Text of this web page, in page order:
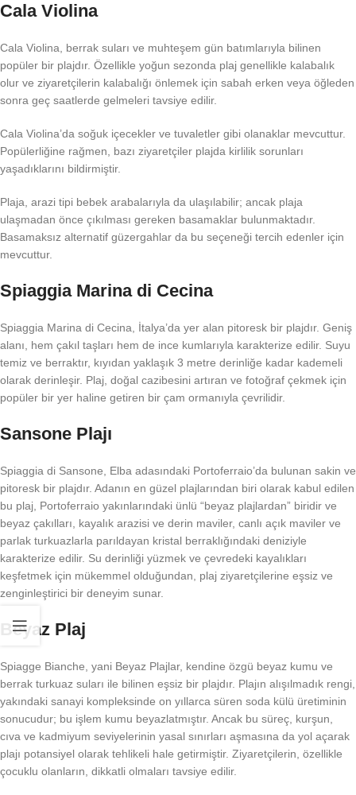
Cala Violina
Cala Violina, berrak suları ve muhteşem gün batımlarıyla bilinen
popüler bir plajdır. Özellikle yoğun sezonda plaj genellikle kalabalık
olur ve ziyaretçilerin kalabalığı önlemek için sabah erken veya öğleden
sonra geç saatlerde gelmeleri tavsiye edilir.
Cala Violina’da soğuk içecekler ve tuvaletler gibi olanaklar mevcuttur.
Popülerliğine rağmen, bazı ziyaretçiler plajda kirlilik sorunları
yaşadıklarını bildirmiştir.
Plaja, arazi tipi bebek arabalarıyla da ulaşılabilir; ancak plaja
ulaşmadan önce çıkılması gereken basamaklar bulunmaktadır.
Basamaksız alternatif güzergahlar da bu seçeneği tercih edenler için
mevcuttur.
Spiaggia Marina di Cecina
Spiaggia Marina di Cecina, İtalya’da yer alan pitoresk bir plajdır. Geniş
alanı, hem çakıl taşları hem de ince kumlarıyla karakterize edilir. Suyu
temiz ve berraktır, kıyıdan yaklaşık 3 metre derinliğe kadar kademeli
olarak derinleşir. Plaj, doğal cazibesini artıran ve fotoğraf çekmek için
popüler bir yer haline getiren bir çam ormanıyla çevrilidir.
Sansone Plajı
Spiaggia di Sansone, Elba adasındaki Portoferraio’da bulunan sakin ve
pitoresk bir plajdır. Adanın en güzel plajlarından biri olarak kabul edilen
bu plaj, Portoferraio yakınlarındaki ünlü “beyaz plajlardan” biridir ve
beyaz çakılları, kayalık arazisi ve derin maviler, canlı açık maviler ve
parlak turkuazlarla parıldayan kristal berraklığındaki deniziyle
karakterize edilir. Su derinliği yüzmek ve çevredeki kayalıkları
keşfetmek için mükemmel olduğundan, plaj ziyaretçilerine eşsiz ve
zenginleştirici bir deneyim sunar.
Beyaz Plaj
Spiagge Bianche, yani Beyaz Plajlar, kendine özgü beyaz kumu ve
berrak turkuaz suları ile bilinen eşsiz bir plajdır. Plajın alışılmadık rengi,
yakındaki sanayi kompleksinde on yıllarca süren soda külü üretiminin
sonucudur; bu işlem kumu beyazlatmıştır. Ancak bu süreç, kurşun,
cıva ve kadmiyum seviyelerinin yasal sınırları aşmasına da yol açarak
plajı potansiyel olarak tehlikeli hale getirmiştir. Ziyaretçilerin, özellikle
çocuklu olanların, dikkatli olmaları tavsiye edilir.